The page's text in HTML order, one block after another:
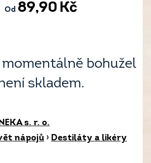
Od 89,90 Kč
bohužel
skladem.
s. r. o.
nápojů › Destiláty a likéry